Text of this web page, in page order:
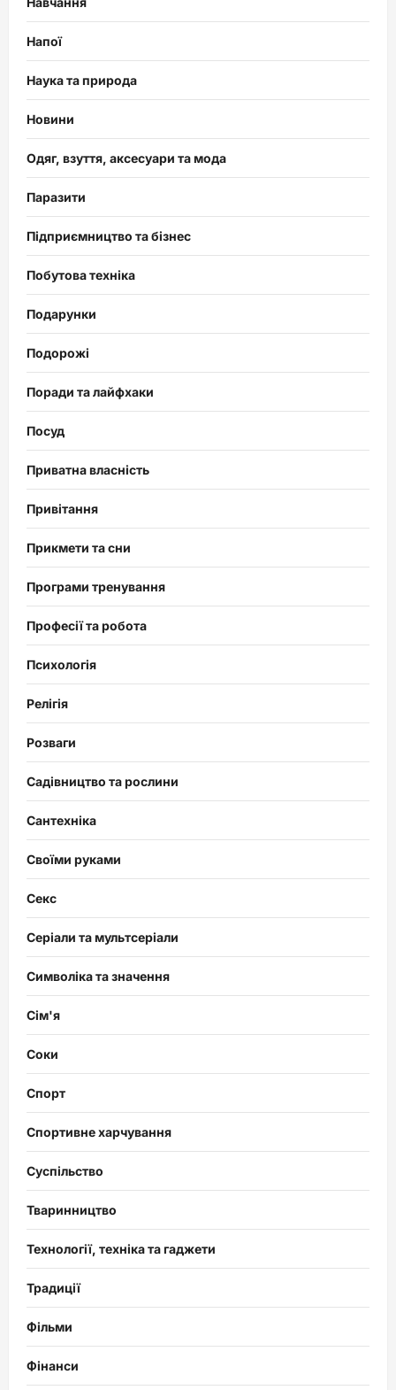
Напої
Наука та природа
Новини
Одяг, взуття, аксесуари та мода
Паразити
Підприємництво та бізнес
Побутова техніка
Подарунки
Подорожі
Поради та лайфхаки
Посуд
Приватна власність
Привітання
Прикмети та сни
Програми тренування
Професії та робота
Психологія
Релігія
Розваги
Садівництво та рослини
Сантехніка
Своїми руками
Секс
Серіали та мультсеріали
Символіка та значення
Сім'я
Соки
Спорт
Спортивне харчування
Суспільство
Тваринництво
Технології, техніка та гаджети
Традиції
Фільми
Фінанси